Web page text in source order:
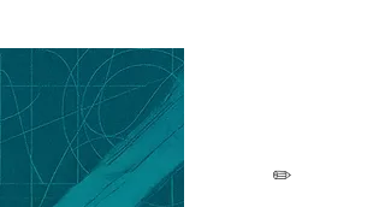
✏️